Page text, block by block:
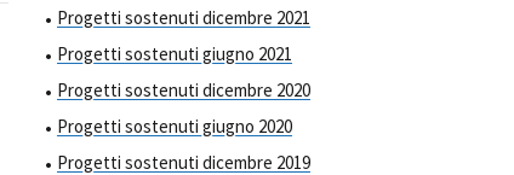
Progetti sostenuti dicembre 2021
Progetti sostenuti giugno 2021
Progetti sostenuti dicembre 2020
Progetti sostenuti giugno 2020
Progetti sostenuti dicembre 2019